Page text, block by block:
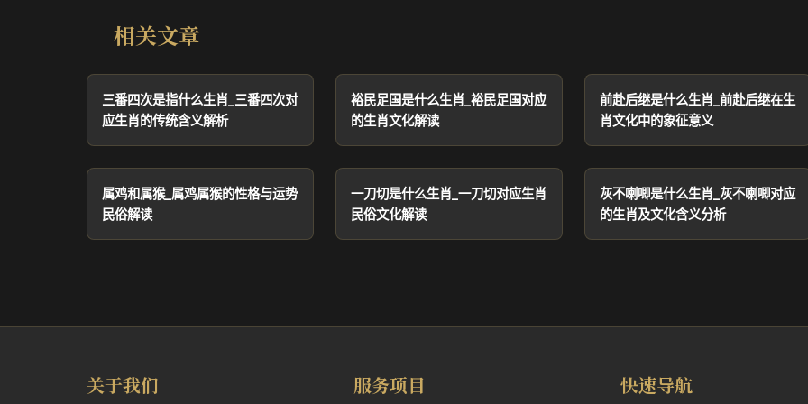
相关文章
三番四次是指什么生肖_三番四次对
应生肖的传统含义解析
裕民足国是什么生肖_裕民足国对应
的生肖文化解读
前赴后继是什么生肖_前赴后继在生
肖文化中的象征意义
属鸡和属猴_属鸡属猴的性格与运势
民俗解读
一刀切是什么生肖_一刀切对应生肖
民俗文化解读
灰不喇唧是什么生肖_灰不喇唧对应
的生肖及文化含义分析
关于我们 服务项目 快速导航